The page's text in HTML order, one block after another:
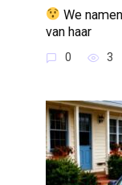
We
van haar
0 3